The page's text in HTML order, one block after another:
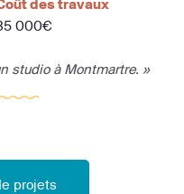
des travaux
000€
studio à Montmartre. »
projets